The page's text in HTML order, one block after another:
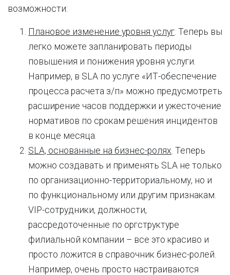
возможности:
Плановое изменение уровня услуг. Теперь вы
легко можете запланировать периоды
повышения и понижения уровня услуги.
Например, в SLA по услуге «ИТ-обеспечение
процесса расчета з/п» можно предусмотреть
расширение часов поддержки и ужесточение
нормативов по срокам решения инцидентов
в конце месяца.
SLA, основанные на бизнес-ролях. Теперь
можно создавать и применять SLA не только
по организационно-территориальному, но и
по функциональному или другим признакам.
VIP-сотрудники, должности,
рассредоточенные по оргструктуре
филиальной компании – все это красиво и
просто ложится в справочник бизнес-ролей.
Например, очень просто настраиваются